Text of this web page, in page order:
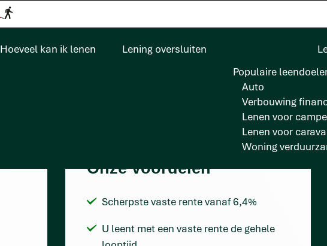
Hoeveel kan ik lenen Lening oversluiten
Populaire
Auto
Verbouwing
Lenen voor
Lenen voor
Woning
Onze voordelen
Scherpste vaste rente vanaf 6,4%
U leent met een vaste rente de gehele